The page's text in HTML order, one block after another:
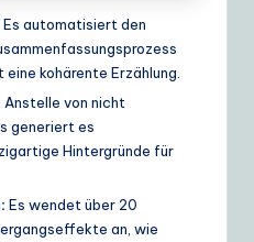
Es automatisiert den
kohärente Erzählung.
Anstelle von nicht
generiert es
Hintergründe für
Es wendet über 20
an, wie